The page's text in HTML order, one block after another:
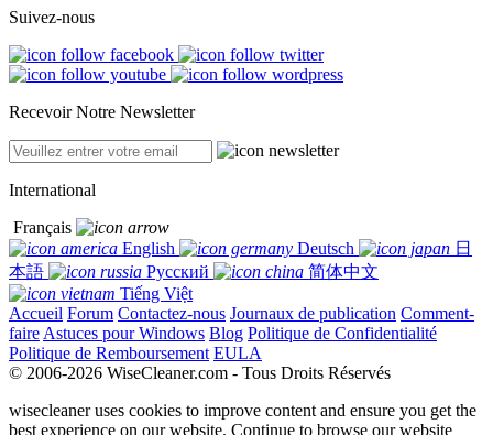
Suivez-nous
Recevoir Notre Newsletter
International
Français
English
Deutsch
日
本語
Русский
简体中文
Tiếng Việt
Accueil Forum Contactez-nous Journaux de publication Comment-
faire Astuces pour Windows Blog Politique de Confidentialité
Politique de Remboursement EULA
© 2006-2026 WiseCleaner.com - Tous Droits Réservés
wisecleaner uses cookies to improve content and ensure you get the
best experience on our website. Continue to browse our website